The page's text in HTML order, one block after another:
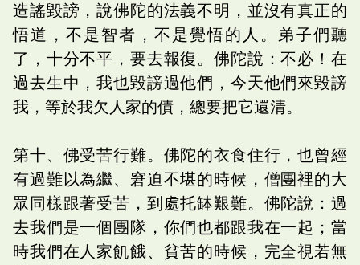
造謠毀謗，說佛陀的法義不明，並沒有真正的
悟道，不是智者，不是覺悟的人。弟子們聽
了，十分不平，要去報復。佛陀說：不必！在
過去生中，我也毀謗過他們，今天他們來毀謗
我，等於我欠人家的債，總要把它還清。
第十、佛受苦行難。佛陀的衣食住行，也曾經
有過難以為繼、窘迫不堪的時候，僧團裡的大
眾同樣跟著受苦，到處托缽艱難。佛陀說：過
去我們是一個團隊，你們也都跟我在一起；當
時我們在人家飢餓、貧苦的時候，完全視若無